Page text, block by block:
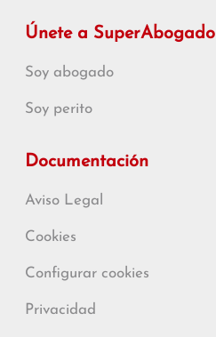
Únete a SuperAbogado
Soy abogado
Soy perito
Documentación
Aviso Legal
Cookies
Configurar cookies
Privacidad